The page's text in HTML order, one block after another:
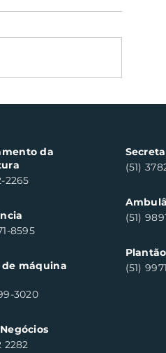
da
2265
8595
de máquina
3020
2282
(51)
(51)
(51)